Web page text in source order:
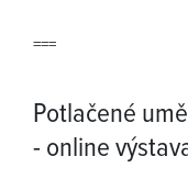
===
Potlačené
- online